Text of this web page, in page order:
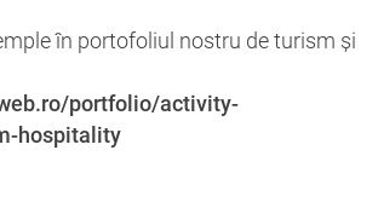
în portofoliul nostru de turism și
portfolio/activity-
hospitality